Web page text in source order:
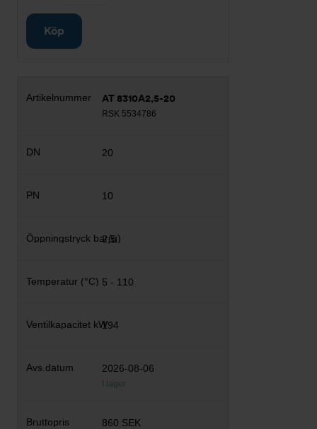
Köp
AT 8310A2,5-20
RSK 5534786
20
10
2,5
5 - 110
194
2026-08-06
I lager
860 SEK